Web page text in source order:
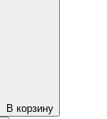
В корзину